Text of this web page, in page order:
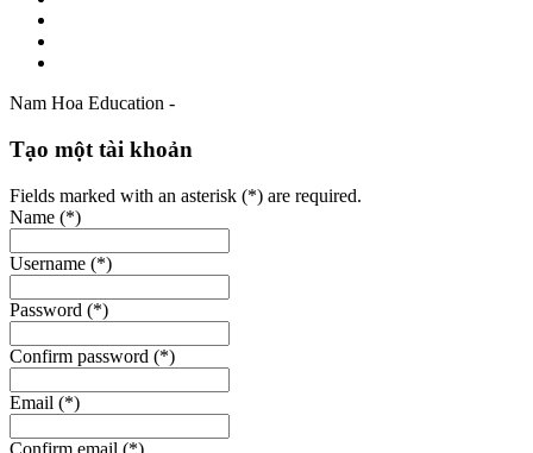
Nam Hoa Education -
Tạo một tài khoản
Fields marked with an asterisk (*) are required.
Name (*)
Username (*)
Password (*)
Confirm password (*)
Email (*)
Confirm email (*)